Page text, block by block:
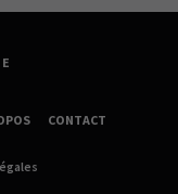
CONTACT